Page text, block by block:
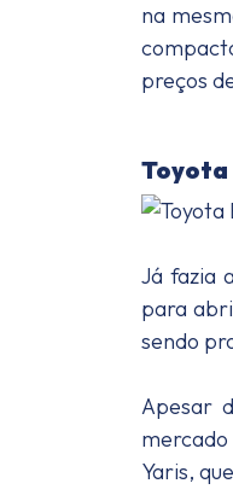
na
preços
Toyota
Já fazia
para
sendo
Apesar
Yaris,